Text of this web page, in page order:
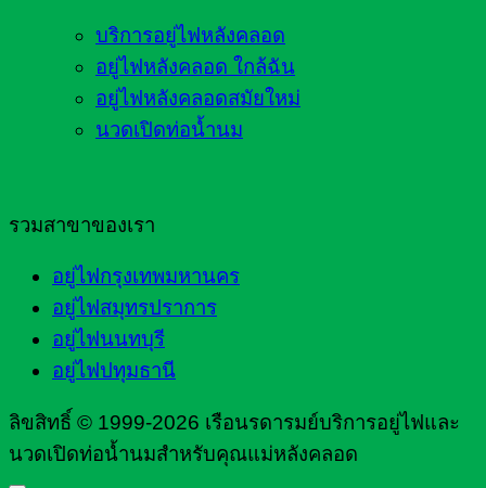
บริการอยู่ไฟหลังคลอด
อยู่ไฟหลังคลอด ใกล้ฉัน
อยู่ไฟหลังคลอดสมัยใหม่
นวดเปิดท่อน้ำนม
รวมสาขาของเรา
อยู่ไฟกรุงเทพมหานคร
อยู่ไฟสมุทรปราการ
อยู่ไฟนนทบุรี
อยู่ไฟปทุมธานี
ลิขสิทธิ์ © 1999-2026 เรือนรดารมย์บริการอยู่ไฟและ
นวดเปิดท่อน้ำนมสำหรับคุณแม่หลังคลอด